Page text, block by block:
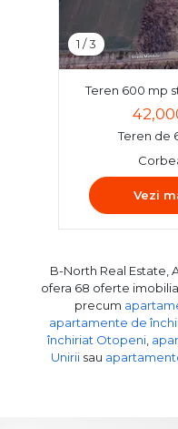
1 /3
Teren 600 mp
Teren de
Vezi
B-North Real Estate,
ofera 68 oferte
precum
apartamente de
închiriat Otopeni,
Unirii sau